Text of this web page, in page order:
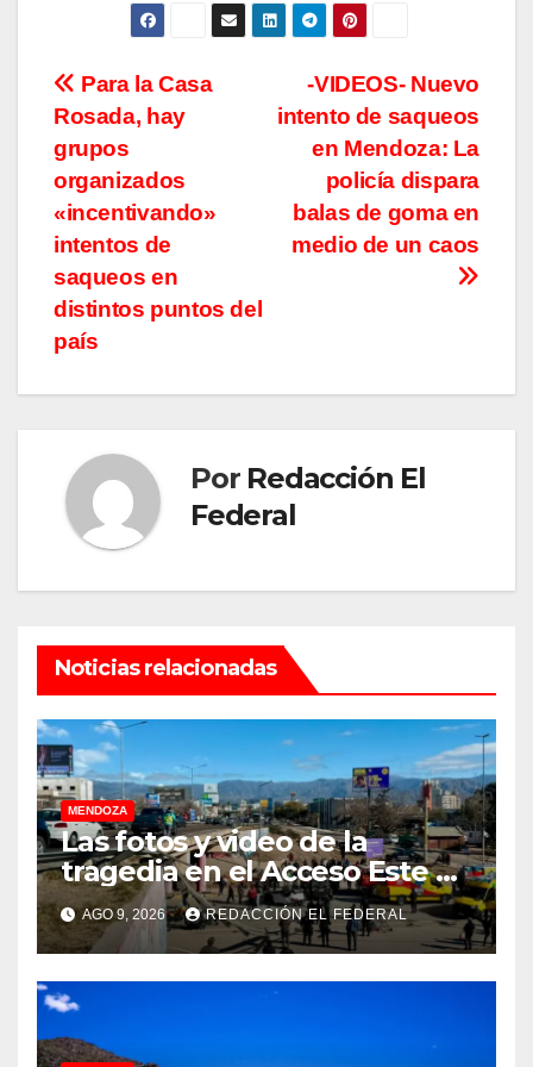
Navegación
de
entradas
-VIDEOS- Nuevo
intento de saqueos
en Mendoza: La
policía dispara
balas de goma en
medio de un caos
Para la Casa
Rosada, hay
grupos
organizados
«incentivando»
intentos de
saqueos en
distintos puntos del
país
Por Redacción El
Federal
Noticias relacionadas
MENDOZA
Las fotos y video de la
tragedia en el Acceso Este en
donde murió un padre de
familia
AGO 9, 2026 REDACCIÓN EL FEDERAL